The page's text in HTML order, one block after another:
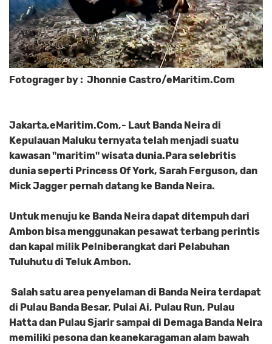
Fotograger by : Jhonnie Castro/eMaritim.Com
Jakarta,eMaritim.Com,- Laut Banda Neira di
Kepulauan Maluku ternyata telah menjadi suatu
kawasan "maritim" wisata dunia.Para selebritis
dunia seperti Princess Of York, Sarah Ferguson, dan
Mick Jagger pernah datang ke Banda Neira.
Untuk menuju ke Banda Neira dapat ditempuh dari
Ambon bisa menggunakan pesawat terbang perintis
dan kapal milik Pelniberangkat dari Pelabuhan
Tuluhutu di Teluk Ambon.
Salah satu area penyelaman di Banda Neira terdapat
di Pulau Banda Besar, Pulai Ai, Pulau Run, Pulau
Hatta dan Pulau Sjarir sampai di Demaga Banda Neira
memiliki pesona dan keanekaragaman alam bawah